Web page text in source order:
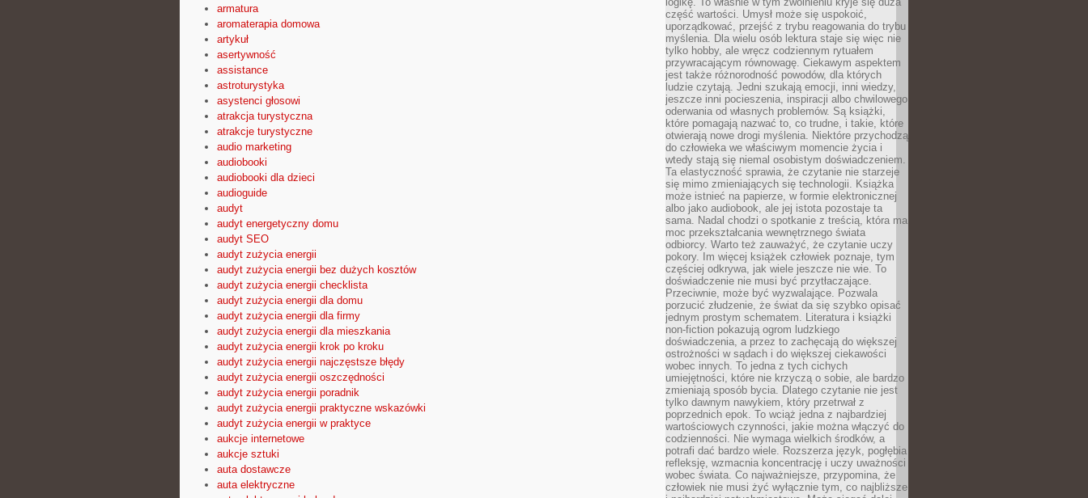
armatura
aromaterapia domowa
artykuł
asertywność
assistance
astroturystyka
asystenci głosowi
atrakcja turystyczna
atrakcje turystyczne
audio marketing
audiobooki
audiobooki dla dzieci
audioguide
audyt
audyt energetyczny domu
audyt SEO
audyt zużycia energii
audyt zużycia energii bez dużych kosztów
audyt zużycia energii checklista
audyt zużycia energii dla domu
audyt zużycia energii dla firmy
audyt zużycia energii dla mieszkania
audyt zużycia energii krok po kroku
audyt zużycia energii najczęstsze błędy
audyt zużycia energii oszczędności
audyt zużycia energii poradnik
audyt zużycia energii praktyczne wskazówki
audyt zużycia energii w praktyce
aukcje internetowe
aukcje sztuki
auta dostawcze
auta elektryczne
część wartości. Umysł może się uspokoić,
uporządkować, przejść z trybu reagowania do trybu
myślenia. Dla wielu osób lektura staje się więc nie
tylko hobby, ale wręcz codziennym rytuałem
przywracającym równowagę. Ciekawym aspektem
jest także różnorodność powodów, dla których
ludzie czytają. Jedni szukają emocji, inni wiedzy,
jeszcze inni pocieszenia, inspiracji albo chwilowego
oderwania od własnych problemów. Są książki,
które pomagają nazwać to, co trudne, i takie, które
otwierają nowe drogi myślenia. Niektóre przychodzą
do człowieka we właściwym momencie życia i
wtedy stają się niemal osobistym doświadczeniem.
Ta elastyczność sprawia, że czytanie nie starzeje
się mimo zmieniających się technologii. Książka
może istnieć na papierze, w formie elektronicznej
albo jako audiobook, ale jej istota pozostaje ta
sama. Nadal chodzi o spotkanie z treścią, która ma
moc przekształcania wewnętrznego świata
odbiorcy. Warto też zauważyć, że czytanie uczy
pokory. Im więcej książek człowiek poznaje, tym
częściej odkrywa, jak wiele jeszcze nie wie. To
doświadczenie nie musi być przytłaczające.
Przeciwnie, może być wyzwalające. Pozwala
porzucić złudzenie, że świat da się szybko opisać
jednym prostym schematem. Literatura i książki
non-fiction pokazują ogrom ludzkiego
doświadczenia, a przez to zachęcają do większej
ostrożności w sądach i do większej ciekawości
wobec innych. To jedna z tych cichych
umiejętności, które nie krzyczą o sobie, ale bardzo
zmieniają sposób bycia. Dlatego czytanie nie jest
tylko dawnym nawykiem, który przetrwał z
poprzednich epok. To wciąż jedna z najbardziej
wartościowych czynności, jakie można włączyć do
codzienności. Nie wymaga wielkich środków, a
potrafi dać bardzo wiele. Rozszerza język, pogłębia
refleksję, wzmacnia koncentrację i uczy uważności
wobec świata. Co najważniejsze, przypomina, że
człowiek nie musi żyć wyłącznie tym, co najbliższe